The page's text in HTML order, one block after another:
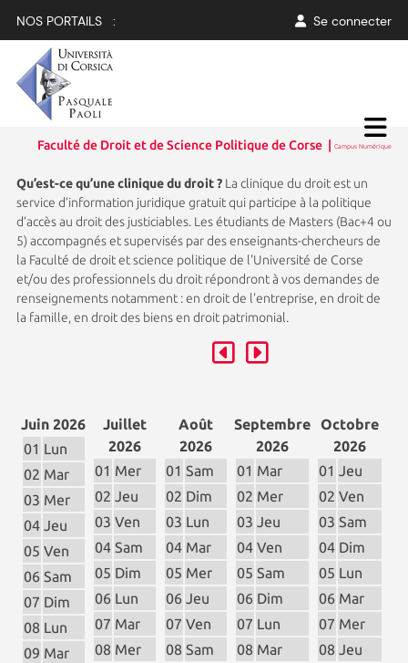
NOS PORTAILS : Se connecter
Faculté de Droit et de Science Politique de Corse |Campus Numérique
Qu’est-ce qu’une clinique du droit ?La clinique du droit est un
service d’information juridique gratuit qui participe à la politique
d’accès au droit des justiciables. Les étudiants de Masters (Bac+4 ou
5) accompagnés et supervisés par des enseignants-chercheurs de
la Faculté de droit et science politique de l'Université de Corse
et/ou des professionnels du droit répondront à vos demandes de
renseignements notamment : en droit de l'entreprise, en droit de
la famille, en droit des biens en droit patrimonial.
Juin 2026
01 Lun
02 Mar
03 Mer
04 Jeu
05 Ven
06 Sam
07 Dim
08 Lun
09 Mar
Juillet
2026
01 Mer
02 Jeu
03 Ven
04 Sam
05 Dim
06 Lun
07 Mar
08 Mer
Août
2026
01 Sam
02 Dim
03 Lun
04 Mar
05 Mer
06 Jeu
07 Ven
08 Sam
Septembre
2026
01 Mar
02 Mer
03 Jeu
04 Ven
05 Sam
06 Dim
07 Lun
08 Mar
Octobre
2026
01
Jeu
02 Ven
03 Sam
04 Dim
05 Lun
06 Mar
07 Mer
08 Jeu